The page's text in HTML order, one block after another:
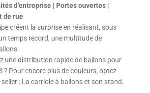
d’entreprise | Portes ouvertes |
de rue
créent la surprise en réalisant, sous
temps record, une multitude de
une distribution rapide de ballons pour
? Pour encore plus de couleurs, optez
: La carriole à ballons et son stand.